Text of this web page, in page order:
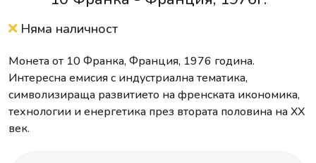
Няма наличност
Монета от 10 Франка, Франция, 1976 година.
Интересна емисия с индустриална тематика,
символизираща развитието на френската икономика,
технологии и енергетика през втората половина на XX
век.